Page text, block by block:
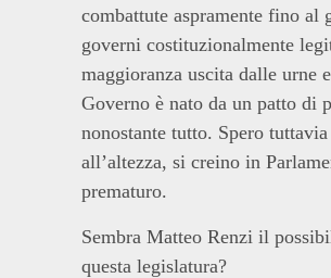
combattute aspramente fino
governi costituzionalmente
maggioranza uscita dalle urne
Governo è nato da un patto di
nonostante tutto. Spero
all’altezza, si creino in
prematuro.
Sembra Matteo Renzi il
questa legislatura?